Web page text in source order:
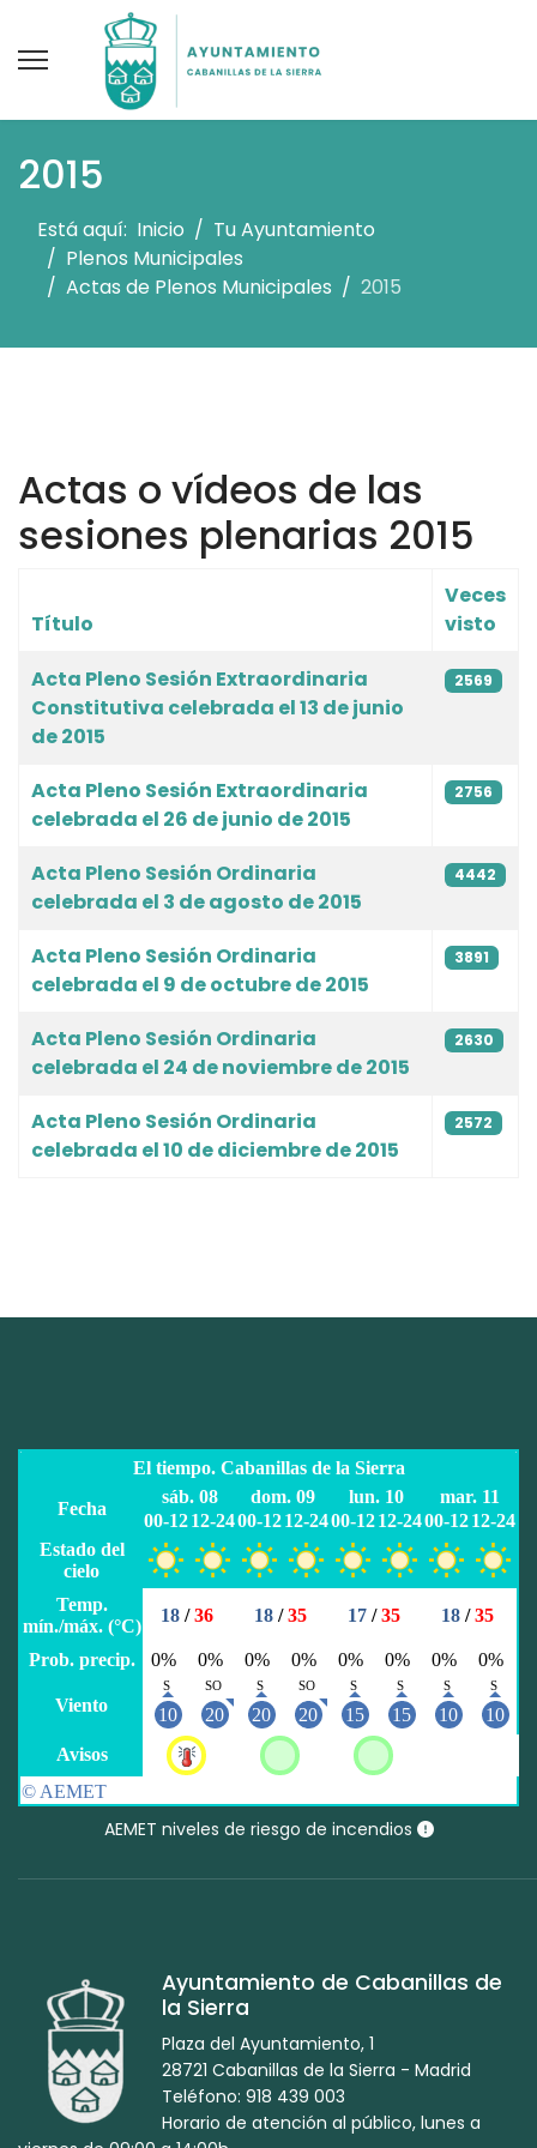
2015
Está aquí: Inicio
Tu Ayuntamiento
Plenos Municipales
Actas de Plenos Municipales
2015
Actas o vídeos de las
sesiones plenarias 2015
Artículos
Título
Veces
visto
Acta Pleno Sesión Extraordinaria
Constitutiva celebrada el 13 de junio
de 2015
2569
Acta Pleno Sesión Extraordinaria
celebrada el 26 de junio de 2015
2756
Acta Pleno Sesión Ordinaria
celebrada el 3 de agosto de 2015
4442
Acta Pleno Sesión Ordinaria
celebrada el 9 de octubre de 2015
3891
Acta Pleno Sesión Ordinaria
celebrada el 24 de noviembre de 2015
2630
Acta Pleno Sesión Ordinaria
celebrada el 10 de diciembre de 2015
2572
AEMET niveles de riesgo de incendios
Ayuntamiento de Cabanillas de
la Sierra
Plaza del Ayuntamiento, 1
28721 Cabanillas de la Sierra - Madrid
Teléfono: 918 439 003
Horario de atención al público, lunes a